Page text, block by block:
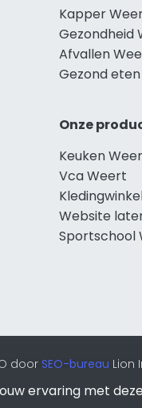
Kapper
Gezondheid
Afvallen
Gezond
Onze
Keuken
Vca Weert
Website
Sportschool
door SEO-bureau Lion
ervaring met